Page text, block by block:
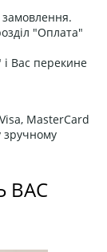
"Оплата"
Вас перекине
MasterCard
зручному
ВАС